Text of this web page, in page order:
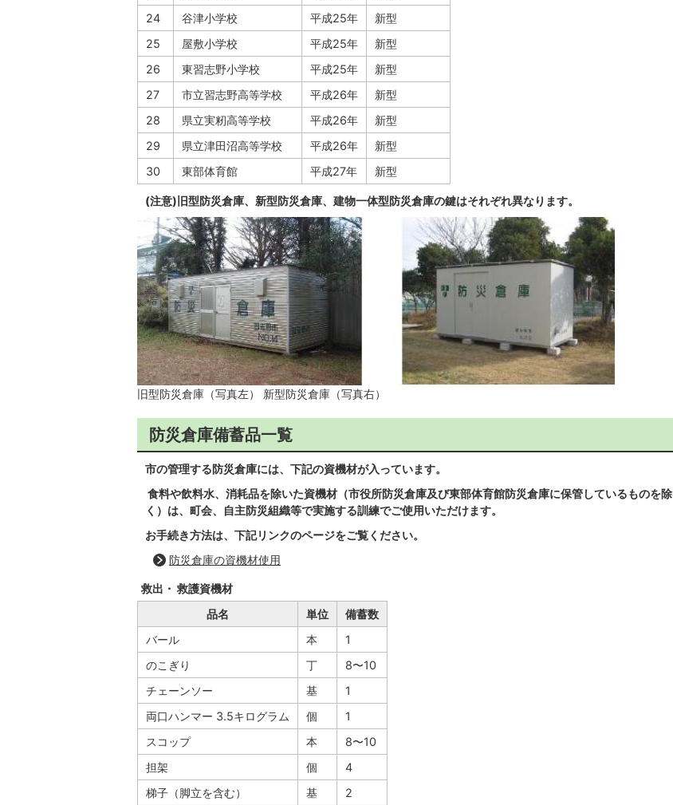
24
谷津小学校 平成25年
新型
25
屋敷小学校 平成25年
新型
26
東習志野小学校 平成25年
新型
27
市立習志野高等学校 平成26年
新型
28
県立実籾高等学校 平成26年
新型
29
県立津田沼高等学校 平成26年
新型
30
東部体育館 平成27年 新型
(注意)旧型防災倉庫、新型防災倉庫、建物一体型防災倉庫の鍵はそれぞれ異なります。
旧型防災倉庫（写真左） 新型防災倉庫（写真右）
防災倉庫備蓄品一覧
市の管理する防災倉庫には、下記の資機材が入っています。
食料や飲料水、消耗品を除いた資機材（市役所防災倉庫及び東部体育館防災倉庫に保管しているものを除
く）は、町会、自主防災組織等で実施する訓練でご使用いただけます。
お手続き方法は、下記リンクのページをご覧ください。
防災倉庫の資機材使用
救出・ 救護資機材
品名
単位
備蓄数
バール
本
1
のこぎり
丁
8〜10
チェーンソー
基
1
両口ハンマー 3.5キログラム
個
1
スコップ
本
8〜10
担架
個
4
梯子（脚立を含む）
基 2